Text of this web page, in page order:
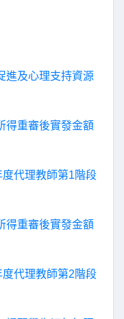
進及心理支持資源
得重審後實發金額
代理教師第1階段
得重審後實發金額
代理教師第2階段